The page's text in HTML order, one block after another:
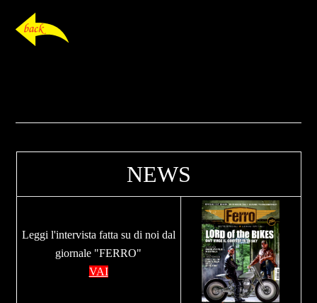
NEWS
Leggi l'intervista fatta su di noi dal
giornale "FERRO"
VAI